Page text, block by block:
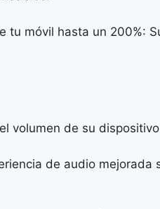
móvil hasta un 200%:
volumen de su
de audio mejorada